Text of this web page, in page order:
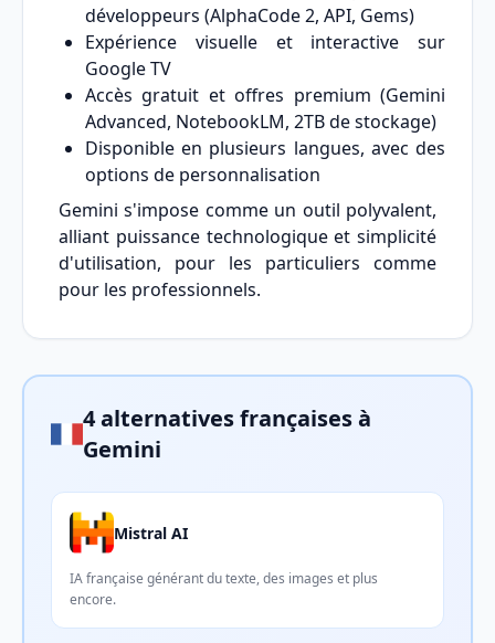
développeurs (AlphaCode 2, API, Gems)
Expérience visuelle et interactive sur
Google TV
Accès gratuit et offres premium (Gemini
Advanced, NotebookLM, 2TB de stockage)
Disponible en plusieurs langues, avec des
options de personnalisation
Gemini s'impose comme un outil polyvalent,
alliant puissance technologique et simplicité
d'utilisation, pour les particuliers comme
pour les professionnels.
4 alternatives françaises à
Gemini
Mistral AI
IA française générant du texte, des images et plus
encore.